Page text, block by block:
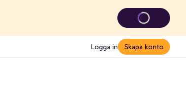
Logga in Skapa konto